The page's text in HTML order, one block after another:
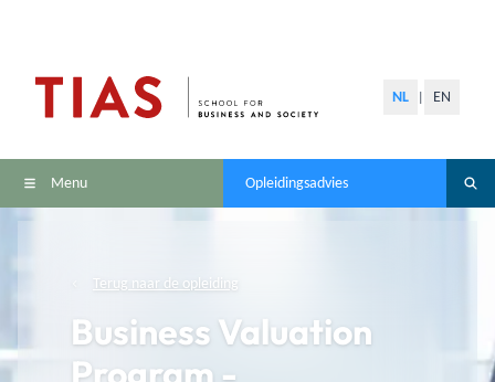
NL EN
Menu Opleidingsadvies
Terug naar de opleiding
Business Valuation
Program -